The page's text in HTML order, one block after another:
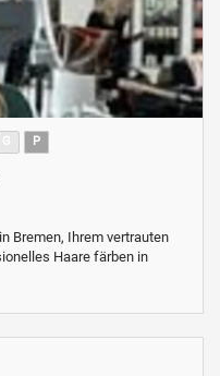
P
Bremen, Ihrem vertrauten
Haare färben in